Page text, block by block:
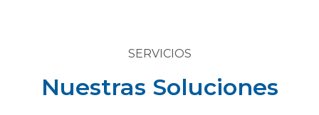
SERVICIOS
Nuestras Soluciones